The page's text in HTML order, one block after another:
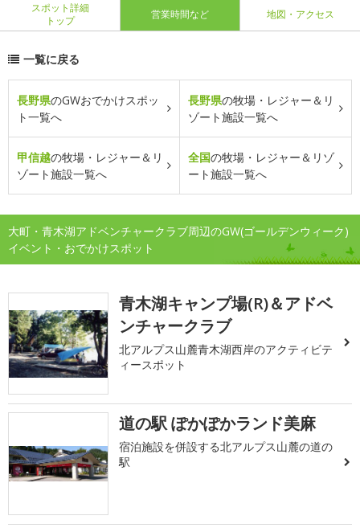
スポット詳細
トップ
営業時間など 地図・アクセス
一覧に戻る
長野県のGWおでかけスポッ
ト一覧へ
長野県の牧場・レジャー＆リ
ゾート施設一覧へ
甲信越の牧場・レジャー＆リ
ゾート施設一覧へ
全国の牧場・レジャー＆リゾ
ート施設一覧へ
大町・青木湖アドベンチャークラブ周辺のGW(ゴールデンウィーク)
イベント・おでかけスポット
青木湖キャンプ場(R)＆アドベ
ンチャークラブ
北アルプス山麓青木湖西岸のアクティビテ
ィースポット
道の駅 ぽかぽかランド美麻
宿泊施設を併設する北アルプス山麓の道の
駅